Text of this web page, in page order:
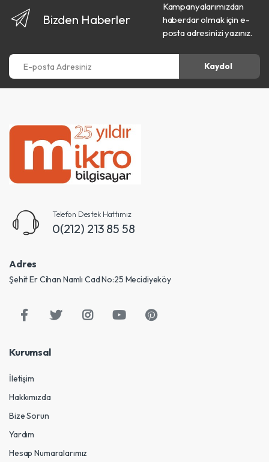
Bizden Haberler
Kampanyalarımızdan
haberdar olmak için e-
posta adresinizi yazınız.
E-posta Adresiniz
Kaydol
Telefon Destek Hattımız
0(212) 213 85 58
Adres
Şehit Er Cihan Namlı Cad No:25 Mecidiyeköy
Kurumsal
İletişim
Hakkımızda
Bize Sorun
Yardım
Hesap Numaralarımız